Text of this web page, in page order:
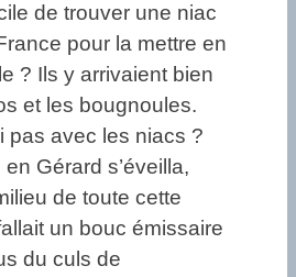
de trouver une niac
pour la mettre en
? Ils y arrivaient bien
et les bougnoules.
pas avec les niacs ?
Gérard s’éveilla,
de toute cette
un bouc émissaire
du culs de